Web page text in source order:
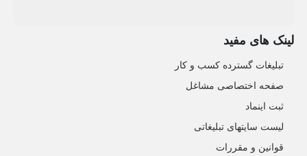
لینک های مفید
تبلیغات گسترده کسب و کار
صفحه اختصاصی مشاغل
ثبت اینماد
لیست سایتهای تبلیغاتی
قوانین و مقررات